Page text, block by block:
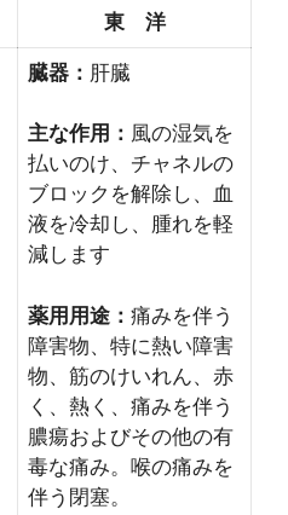
東 洋
臓器： 肝臓
主な作用： 風の湿気を
払いのけ、チャネルの
ブロックを解除し、血
液を冷却し、腫れを軽
減します
薬用用途： 痛みを伴う
障害物、特に熱い障害
物、筋のけいれん、赤
く、熱く、痛みを伴う
膿瘍およびその他の有
毒な痛み。喉の痛みを
伴う閉塞。